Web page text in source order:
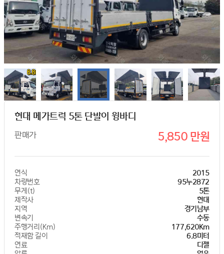
현대 메가트럭 5톤 단발이 윙바디
판매가 5,850 만원
연식
2015
차량번호
95누2872
무게(t)
5톤
제작사
현대
지역
경기남부
변속기
수동
주행거리(Km)
177,620Km
적재함 길이
6.8미터
연료
디젤